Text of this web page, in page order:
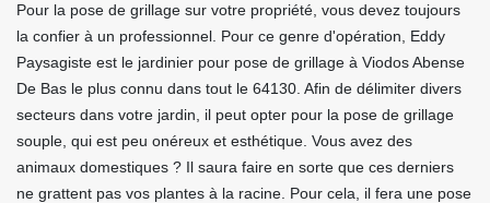
Pour la pose de grillage sur votre propriété, vous devez toujours
la confier à un professionnel. Pour ce genre d'opération, Eddy
Paysagiste est le jardinier pour pose de grillage à Viodos Abense
De Bas le plus connu dans tout le 64130. Afin de délimiter divers
secteurs dans votre jardin, il peut opter pour la pose de grillage
souple, qui est peu onéreux et esthétique. Vous avez des
animaux domestiques ? Il saura faire en sorte que ces derniers
ne grattent pas vos plantes à la racine. Pour cela, il fera une pose